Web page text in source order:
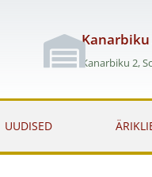
Kanarbiku 2,
UUDISED